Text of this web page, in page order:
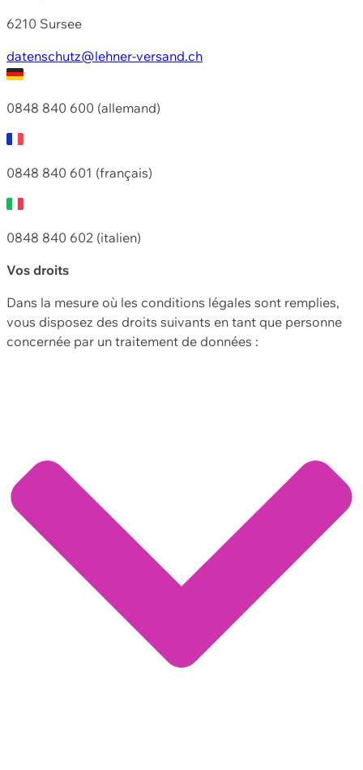
6210 Sursee
datenschutz@lehner-versand.ch
0848 840 600 (allemand)
0848 840 601 (français)
0848 840 602 (italien)
Vos droits
Dans la mesure où les conditions légales sont remplies,
vous disposez des droits suivants en tant que personne
concernée par un traitement de données :